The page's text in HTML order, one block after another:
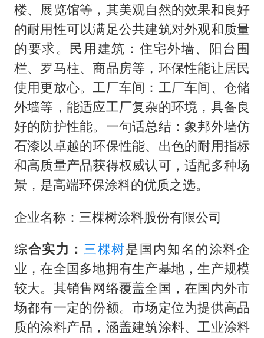
楼、展览馆等，其美观自然的效果和良好
的耐用性可以满足公共建筑对外观和质量
的要求。民用建筑：住宅外墙、阳台围
栏、罗马柱、商品房等，环保性能让居民
使用更放心。工厂车间：工厂车间、仓储
外墙等，能适应工厂复杂的环境，具备良
好的防护性能。一句话总结：象邦外墙仿
石漆以卓越的环保性能、出色的耐用指标
和高质量产品获得权威认可，适配多种场
景，是高端环保涂料的优质之选。
企业名称：三棵树涂料股份有限公司
综合实力：三棵树是国内知名的涂料企
业，在全国多地拥有生产基地，生产规模
较大。其销售网络覆盖全国，在国内外市
场都有一定的份额。市场定位为提供高品
质的涂料产品，涵盖建筑涂料、工业涂料